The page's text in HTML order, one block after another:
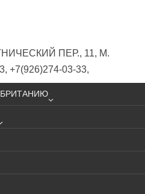
ПЕР., 11, М.
+7(926)274-03-33,